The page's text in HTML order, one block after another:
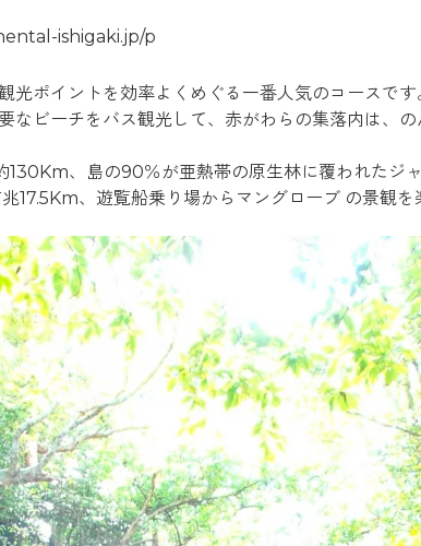
ishigaki.jp/p
ポイントを効率よくめぐる一番人気のコースで
ビーチをバス観光して、赤がわらの集落内は、の
、島の90％が亜熱帯の原生林に覆われたジ
17.5Km、遊覧船乗り場からマングローブ の景観